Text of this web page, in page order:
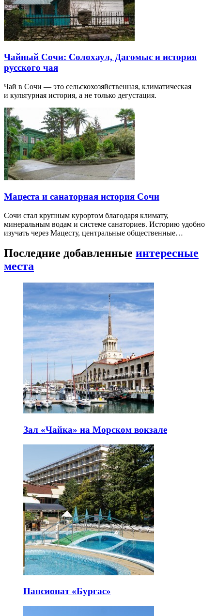
Чайный Сочи: Солохаул, Дагомыс и история
русского чая
Чай в Сочи — это сельскохозяйственная, климатическая
и культурная история, а не только дегустация.
Мацеста и санаторная история Сочи
Сочи стал крупным курортом благодаря климату,
минеральным водам и системе санаториев. Историю удобно
изучать через Мацесту, центральные общественные…
Последние добавленные интересные
места
Зал «Чайка» на Морском вокзале
Пансионат «Бургас»